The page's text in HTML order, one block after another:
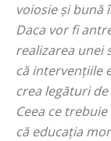
voiosie și bună
Daca vor fi
realizarea unei
că intervențiile
crea legături
Ceea ce
că educația